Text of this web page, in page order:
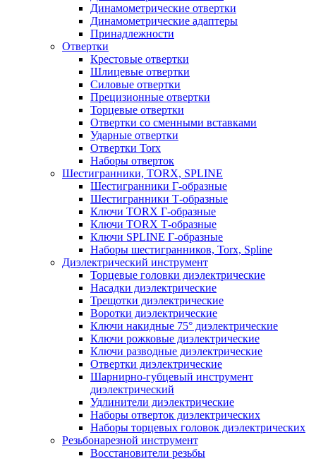
Динамометрические отвертки
Динамометрические адаптеры
Принадлежности
Отвертки
Крестовые отвертки
Шлицевые отвертки
Силовые отвертки
Прецизионные отвертки
Торцевые отвертки
Отвертки со сменными вставками
Ударные отвертки
Отвертки Torx
Наборы отверток
Шестигранники, TORX, SPLINE
Шестигранники Г-образные
Шестигранники Т-образные
Ключи TORX Г-образные
Ключи TORX Т-образные
Ключи SPLINE Г-образные
Наборы шестигранников, Torx, Spline
Диэлектрический инструмент
Торцевые головки диэлектрические
Насадки диэлектрические
Трещотки диэлектрические
Воротки диэлектрические
Ключи накидные 75° диэлектрические
Ключи рожковые диэлектрические
Ключи разводные диэлектрические
Отвертки диэлектрические
Шарнирно-губцевый инструмент
диэлектрический
Удлинители диэлектрические
Наборы отверток диэлектрических
Наборы торцевых головок диэлектрических
Резьбонарезной инструмент
Восстановители резьбы